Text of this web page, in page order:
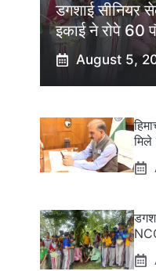
डगशाई सीनियर
इकाई ने रोपे 60
August 5,
मिले